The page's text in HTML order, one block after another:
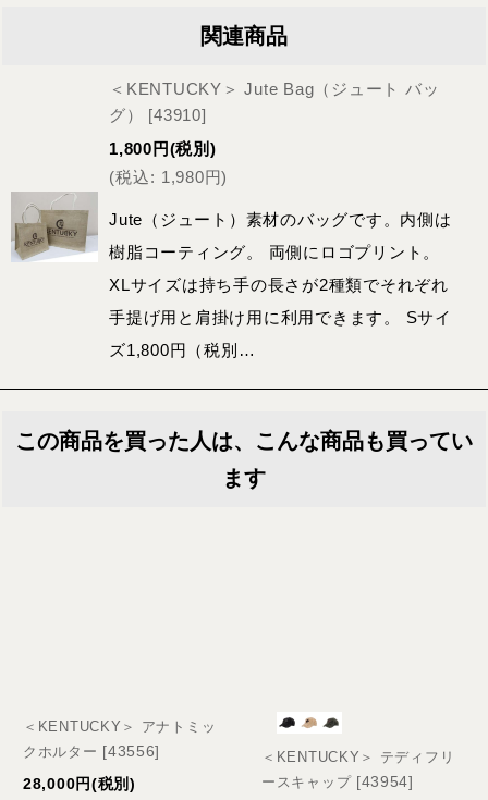
関連商品
＜KENTUCKY＞ Jute Bag（ジュート バッ
グ）
[43910]
1,800 円(税別)
(税込: 1,980円)
Jute（ジュート）素材のバッグです。内側は
樹脂コーティング。 両側にロゴプリント。
XLサイズは持ち手の長さが2種類でそれぞれ
手提げ用と肩掛け用に利用できます。 Sサイ
ズ1,800円（税別…
この商品を買った人は、こんな商品も買ってい
ます
＜KENTUCKY＞ アナトミッ
クホルター [43556]
28,000円(税別)
＜KENTUCKY＞ テディフリ
ースキャップ [43954]